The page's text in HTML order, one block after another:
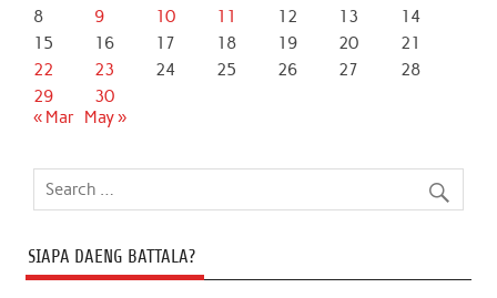
8 9 10 11 12 13
14
15
16 17 18 19 20
21
22
23 24 25 26 27
28
29
30
« Mar May »
SIAPA DAENG BATTALA?